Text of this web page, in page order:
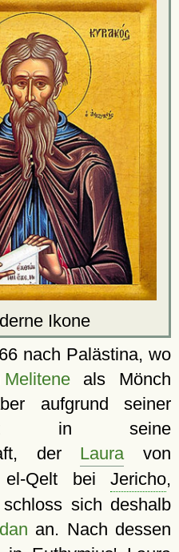
Ikone
nach Palästina, wo
als Mönch
aufgrund seiner
in seine
der Lauravon
Qelt bei Jericho,
sich deshalb
an. Nach dessen